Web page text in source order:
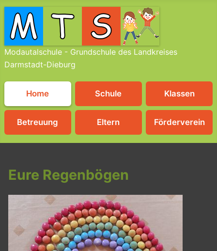
Modautalschule - Grundschule des Landkreises
Darmstadt-Dieburg
Home Schule Klassen
Betreuung Eltern Förderverein
Eure Regenbögen